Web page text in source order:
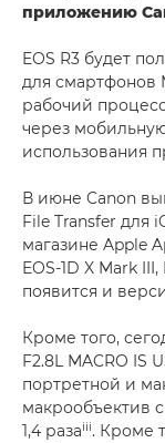
приложению
EOS R3 будет
для смартфонов
рабочий
через
использования
В июне Canon
File Transfer для
магазине Apple
EOS-1D X Mark
появится и
Кроме того,
F2.8L MACRO IS
портретной и
макрообъектив
1,4 разаiii. Кроме